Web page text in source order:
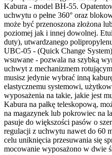
Kabura - model BH-55.
uchwytu o pełne 360° oraz
może być przenoszona złożona
poziomej jak i innej dowolnej.
duty), utwardzanego
UBC-05 - (Quick Change
wsuwane - pozwala na szybką
uchwyt z mechanizmem
musisz jedynie wybrać inną
elastycznemu systemowi,
wyposażenia na takie, jakie jest
Kabura na pałkę teleskopową,
na magazynek lub pokrowiec na
pasuje do większości pasów o
regulacji z uchwytu nawet do 60
celu uniknięcia przesuwania się
mocowanie wyposażono w dwie